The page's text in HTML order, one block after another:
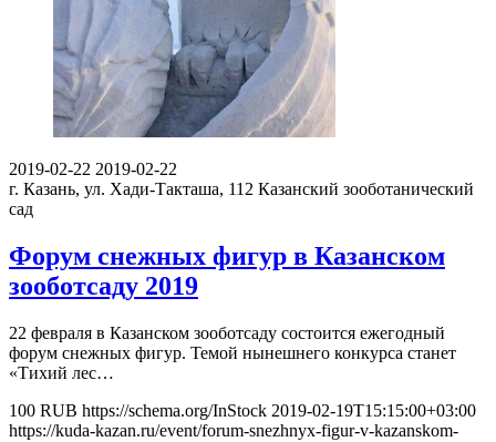
2019-02-22 2019-02-22
г. Казань, ул. Хади-Такташа, 112 Казанский зооботанический
сад
Форум снежных фигур в Казанском
зооботсаду 2019
22 февраля в Казанском зооботсаду состоится ежегодный
форум снежных фигур. Темой нынешнего конкурса станет
«Тихий лес…
100 RUB https://schema.org/InStock 2019-02-19T15:15:00+03:00
https://kuda-kazan.ru/event/forum-snezhnyx-figur-v-kazanskom-